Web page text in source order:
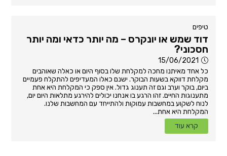
טיפים
דוד שמש או יונקרס – מה יותר כדאי ומה יותר
חסכוני?
15/06/2021
כל אחד מאיתנו מחכה למקלחת שלו בסוף היום או כאלה שאוהבים
מקלחת דווקא בשעות הבוקר. ישנם כאלו המעדיפים להתקלח פעמיים
ביום, בוקר וערב וגם זה תענוג גדול. אין ספק כי המקלחת היא אחת
מתענוגות החיים. זהו הרגע בו אנחנו יכולים להירגע מתלאות היום יום,
לנוח לשקוע במחשבות עמוקות ולהתייחד עם המחשבות שלנו.
המקלחת היא אחת...
קרא עוד